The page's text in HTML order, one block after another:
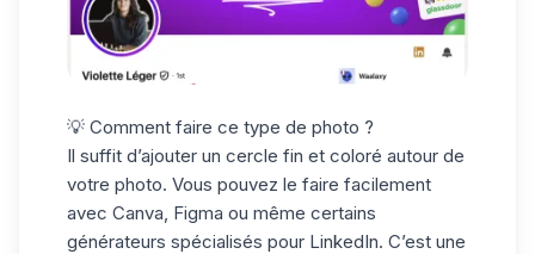
💡 Comment faire ce type de photo ?
Il suffit d’ajouter un cercle fin et coloré autour de
votre photo. Vous pouvez le faire facilement
avec Canva, Figma ou même certains
générateurs spécialisés pour LinkedIn. C’est une